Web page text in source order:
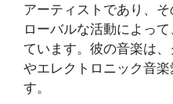
アーティストであり、
ローバルな活動によっ
ています。彼の音楽は
やエレクトロニック音
す。